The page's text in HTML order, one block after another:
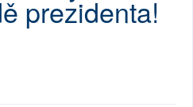
prezidenta!